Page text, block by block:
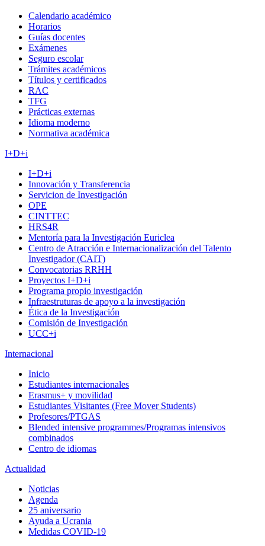
Calendario académico
Horarios
Guías docentes
Exámenes
Seguro escolar
Trámites académicos
Títulos y certificados
RAC
TFG
Prácticas externas
Idioma moderno
Normativa académica
I+D+i
I+D+i
Innovación y Transferencia
Servicion de Investigación
OPE
CINTTEC
HRS4R
Mentoría para la Investigación Euriclea
Centro de Atracción e Internacionalización del Talento
Investigador (CAIT)
Convocatorias RRHH
Proyectos I+D+i
Programa propio investigación
Infraestruturas de apoyo a la investigación
Ética de la Investigación
Comisión de Investigación
UCC+i
Internacional
Inicio
Estudiantes internacionales
Erasmus+ y movilidad
Estudiantes Visitantes (Free Mover Students)
Profesores/PTGAS
Blended intensive programmes/Programas intensivos
combinados
Centro de idiomas
Actualidad
Noticias
Agenda
25 aniversario
Ayuda a Ucrania
Medidas COVID-19